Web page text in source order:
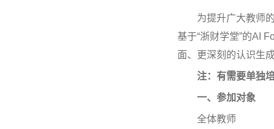
为提升广大教师
基于“浙财学堂”的AI
面、更深刻的认识生
注：有需要单独
一、参加对象
全体教师